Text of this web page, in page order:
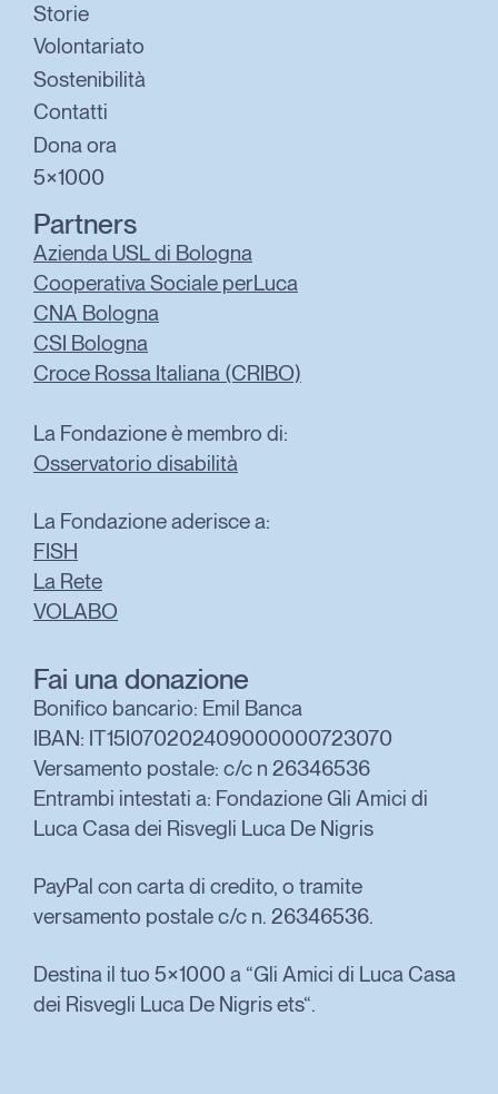
Storie
Volontariato
Sostenibilità
Contatti
Dona ora
5×1000
Partners
Azienda USL di Bologna
Cooperativa Sociale perLuca
CNA Bologna
CSI Bologna
Croce Rossa Italiana (CRIBO)
La Fondazione è membro di:
Osservatorio disabilità
La Fondazione aderisce a:
FISH
La Rete
VOLABO
Fai una donazione
Bonifico bancario: Emil Banca
IBAN: IT15I070202409000000723070
Versamento postale: c/c n 26346536
Entrambi intestati a: Fondazione Gli Amici di
Luca Casa dei Risvegli Luca De Nigris
PayPal con carta di credito, o tramite
versamento postale c/c n. 26346536.
Destina il tuo 5×1000 a “Gli Amici di Luca Casa
dei Risvegli Luca De Nigris ets“.